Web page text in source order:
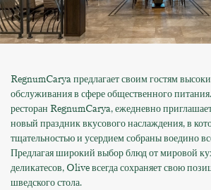
RegnumCarya предлагает своим гостям
обслуживания в сфере общественного
ресторан RegnumCarya, ежедневно
новый праздник вкусового наслаждения, в
тщательностью и усердием собраны воедино
Предлагая широкий выбор блюд от мировой
деликатесов, Olive всегда сохраняет свою
шведского стола.